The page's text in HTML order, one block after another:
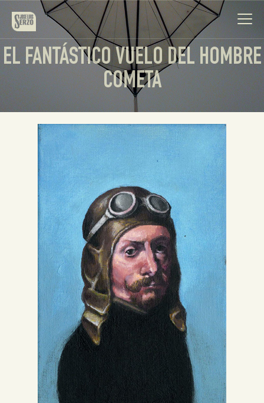
Obra
Biografía
Noticias
Contacto
Español
Inglés
EL FANTÁSTICO VUELO DEL HOMBRE
COMETA